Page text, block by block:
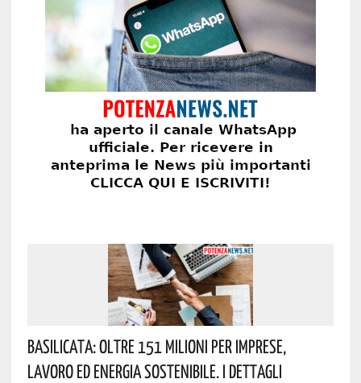
Basilicata: Oltre 151 Milioni Per Imprese,
Lavoro Ed Energia Sostenibile. I Dettagli